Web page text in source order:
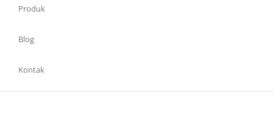
Produk
Blog
Kontak